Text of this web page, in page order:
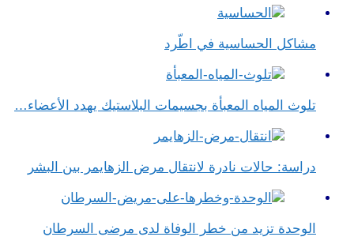
مشاكل الحساسية في اطّرد
تلوث المياه المعبأة بجسيمات البلاستيك يهدد الأعضاء…
دراسة: حالات نادرة لانتقال مرض الزهايمر بين البشر
الوحدة تزيد من خطر الوفاة لدى مرضى السرطان